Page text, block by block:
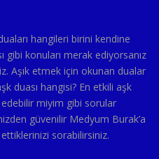
hangileri birini kendine
gibi konuları merak ediyorsanız
Aşık etmek için okunan dualar
duası hangisi? En etkili aşk
edebilir miyim gibi sorular
güvenilir Medyum Burak’a
sorabilirsiniz.